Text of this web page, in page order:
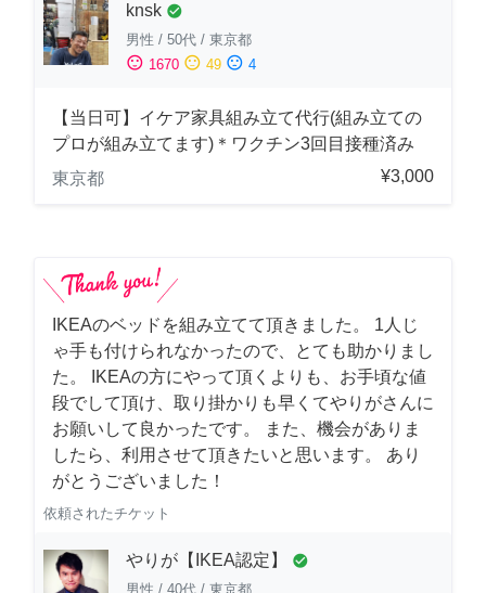
knsk check_circle
男性 / 50代 / 東京都
sentiment_satisfied 1670 sentiment_neutral 49 sentiment_dissatisfied 4
【当日可】イケア家具組み立て代行(組み立ての
プロが組み立てます)＊ワクチン3回目接種済み
東京都
¥3,000
IKEAのベッドを組み立てて頂きました。 1人じ
ゃ手も付けられなかったので、とても助かりまし
た。 IKEAの方にやって頂くよりも、お手頃な値
段でして頂け、取り掛かりも早くてやりがさんに
お願いして良かったです。 また、機会がありま
したら、利用させて頂きたいと思います。 あり
がとうございました！
依頼されたチケット
やりが【IKEA認定】 check_circle
男性 / 40代 / 東京都